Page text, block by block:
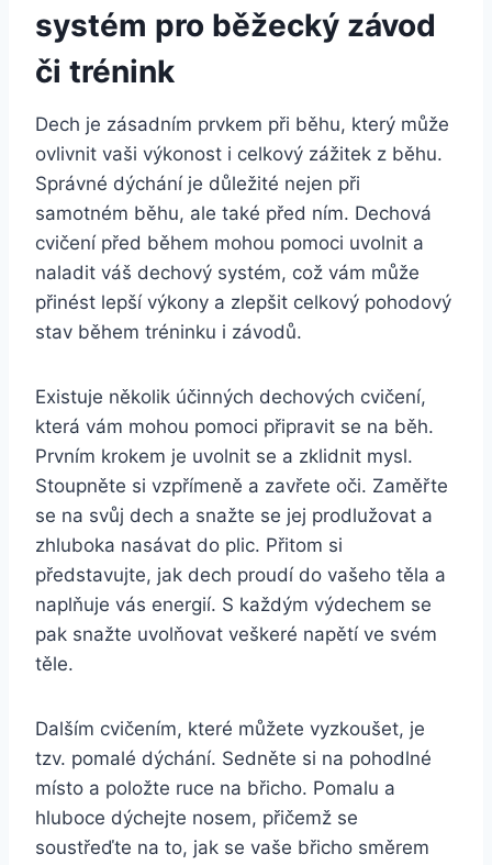
systém pro běžecký závod
či trénink
Dech je zásadním prvkem při běhu, který může
ovlivnit vaši výkonost i celkový zážitek z běhu.
Správné dýchání je důležité nejen při
samotném běhu, ale také před ním. Dechová
cvičení před během mohou pomoci uvolnit a
naladit váš dechový systém, což vám může
přinést lepší výkony a zlepšit celkový pohodový
stav během tréninku i závodů.
Existuje několik účinných dechových cvičení,
která vám mohou pomoci připravit se na běh.
Prvním krokem je uvolnit se a zklidnit mysl.
Stoupněte si vzpřímeně a zavřete oči. Zaměřte
se na svůj dech a snažte se jej prodlužovat a
zhluboka nasávat do plic. Přitom si
představujte, jak dech proudí do vašeho těla a
naplňuje vás energií. S každým výdechem se
pak snažte uvolňovat veškeré napětí ve svém
těle.
Dalším cvičením, které můžete vyzkoušet, je
tzv. pomalé dýchání. Sedněte si na pohodlné
místo a položte ruce na břicho. Pomalu a
hluboce dýchejte nosem, přičemž se
soustřeďte na to, jak se vaše břicho směrem